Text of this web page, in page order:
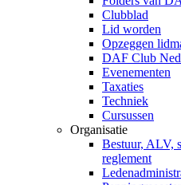
Clubblad
Lid worden
Opzeggen
DAF Club
Evenementen
Taxaties
Techniek
Cursussen
Organisatie
Bestuur, ALV,
reglement